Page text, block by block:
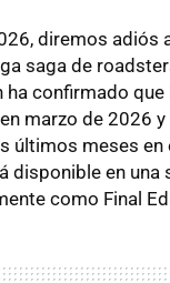
diremos adiós
saga de
confirmado que
marzo de 2026
últimos meses en
disponible en una
como Final